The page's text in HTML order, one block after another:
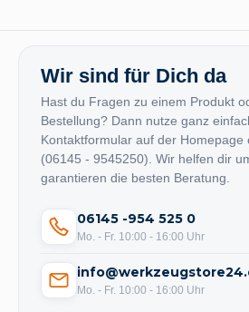
Wir sind für Dich da
Hast du Fragen zu einem Produkt
Bestellung? Dann nutze ganz
Kontaktformular auf der Homepage
(06145 - 9545250). Wir helfen dir
garantieren die besten Beratung.
06145 -954 525 0
Mo. - Fr. 10:00 - 16:00 Uhr
Mo. - Fr. 10:00 - 16:00 Uhr